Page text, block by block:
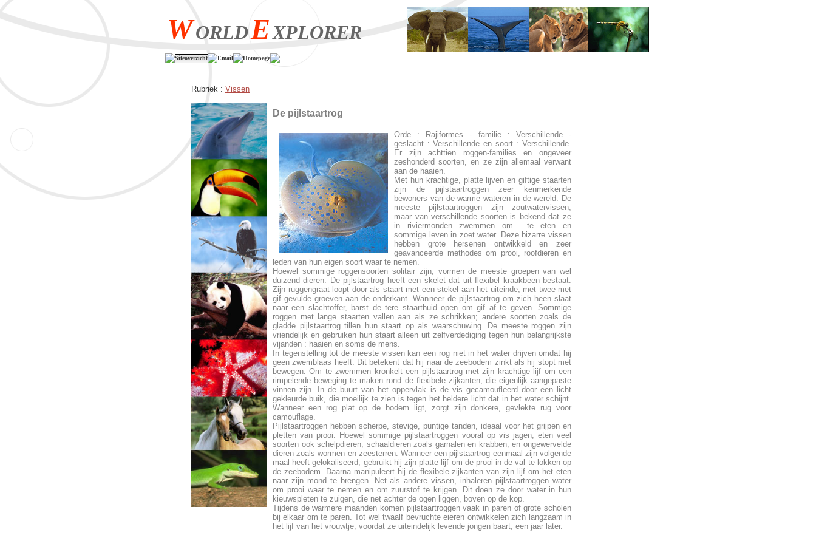
WORLDEXPLORER
Siteoverzicht Email Homepage
Rubriek : Vissen
De pijlstaartrog
Orde : Rajiformes - familie : Verschillende -
geslacht : Verschillende en soort : Verschillende.
Er zijn achttien roggen-families en ongeveer
zeshonderd soorten, en ze zijn allemaal verwant
aan de haaien.
Met hun krachtige, platte lijven en giftige staarten
zijn de pijlstaartroggen zeer kenmerkende
bewoners van de warme wateren in de wereld. De
meeste pijlstaartroggen zijn zoutwatervissen,
maar van verschillende soorten is bekend dat ze
in riviermonden zwemmen om te eten en
sommige leven in zoet water. Deze bizarre vissen
hebben grote hersenen ontwikkeld en zeer
geavanceerde methodes om prooi, roofdieren en
leden van hun eigen soort waar te nemen.
Hoewel sommige roggensoorten solitair zijn, vormen de meeste groepen van wel
duizend dieren. De pijlstaartrog heeft een skelet dat uit flexibel kraakbeen bestaat.
Zijn ruggengraat loopt door als staart met een stekel aan het uiteinde, met twee met
gif gevulde groeven aan de onderkant. Wanneer de pijlstaartrog om zich heen slaat
naar een slachtoffer, barst de tere staarthuid open om gif af te geven. Sommige
roggen met lange staarten vallen aan als ze schrikken; andere soorten zoals de
gladde pijlstaartrog tillen hun staart op als waarschuwing. De meeste roggen zijn
vriendelijk en gebruiken hun staart alleen uit zelfverdediging tegen hun belangrijkste
vijanden : haaien en soms de mens.
In tegenstelling tot de meeste vissen kan een rog niet in het water drijven omdat hij
geen zwemblaas heeft. Dit betekent dat hij naar de zeebodem zinkt als hij stopt met
bewegen. Om te zwemmen kronkelt een pijlstaartrog met zijn krachtige lijf om een
rimpelende beweging te maken rond de flexibele zijkanten, die eigenlijk aangepaste
vinnen zijn. In de buurt van het oppervlak is de vis gecamoufleerd door een licht
gekleurde buik, die moeilijk te zien is tegen het heldere licht dat in het water schijnt.
Wanneer een rog plat op de bodem ligt, zorgt zijn donkere, gevlekte rug voor
camouflage.
Pijlstaartroggen hebben scherpe, stevige, puntige tanden, ideaal voor het grijpen en
pletten van prooi. Hoewel sommige pijlstaartroggen vooral op vis jagen, eten veel
soorten ook schelpdieren, schaaldieren zoals garnalen en krabben, en ongewervelde
dieren zoals wormen en zeesterren. Wanneer een pijlstaartrog eenmaal zijn volgende
maal heeft gelokaliseerd, gebruikt hij zijn platte lijf om de prooi in de val te lokken op
de zeebodem. Daarna manipuleert hij de flexibele zijkanten van zijn lijf om het eten
naar zijn mond te brengen. Net als andere vissen, inhaleren pijlstaartroggen water
om prooi waar te nemen en om zuurstof te krijgen. Dit doen ze door water in hun
kieuwspleten te zuigen, die net achter de ogen liggen, boven op de kop.
Tijdens de warmere maanden komen pijlstaartroggen vaak in paren of grote scholen
bij elkaar om te paren. Tot wel twaalf bevruchte eieren ontwikkelen zich langzaam in
het lijf van het vrouwtje, voordat ze uiteindelijk levende jongen baart, een jaar later.